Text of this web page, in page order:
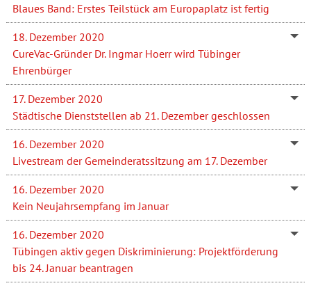
Blaues Band: Erstes Teilstück am Europaplatz ist fertig
18. Dezember 2020
CureVac-Gründer Dr. Ingmar Hoerr wird Tübinger
Ehrenbürger
17. Dezember 2020
Städtische Dienststellen ab 21. Dezember geschlossen
16. Dezember 2020
Livestream der Gemeinderatssitzung am 17. Dezember
16. Dezember 2020
Kein Neujahrsempfang im Januar
16. Dezember 2020
Tübingen aktiv gegen Diskriminierung: Projektförderung
bis 24. Januar beantragen